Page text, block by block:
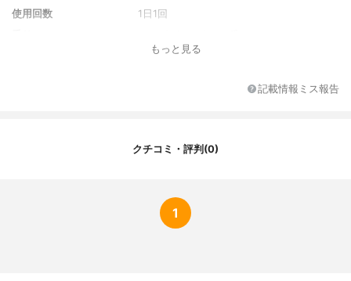
使用回数
1日1回
グルコシルセラミド プラセンタ アルガンオ
もっと見る
記載情報ミス報告
クチコミ・評判(0)
1